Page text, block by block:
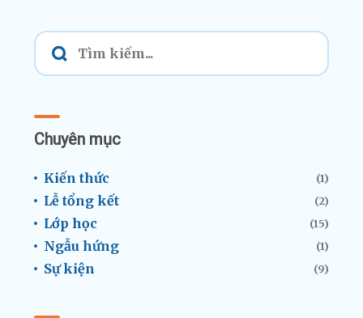
Chuyên mục
Kiến thức (1)
Lễ tổng kết (2)
Lớp học (15)
Ngẫu hứng (1)
Sự kiện (9)